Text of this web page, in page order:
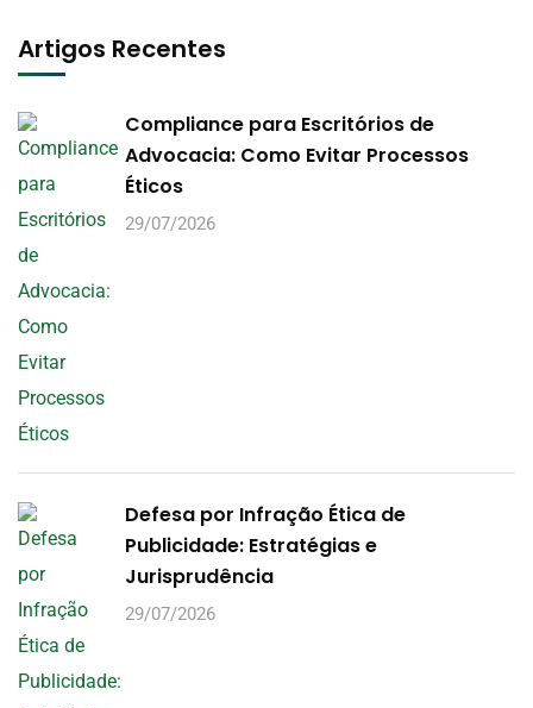
Artigos Recentes
Compliance para Escritórios de
Advocacia: Como Evitar Processos
Éticos
29/07/2026
Defesa por Infração Ética de
Publicidade: Estratégias e
Jurisprudência
29/07/2026